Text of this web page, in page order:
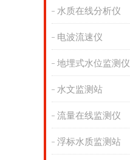
水质在线分析仪
电波流速仪
地埋式水位监测仪
水文监测站
流量在线监测仪
浮标水质监测站